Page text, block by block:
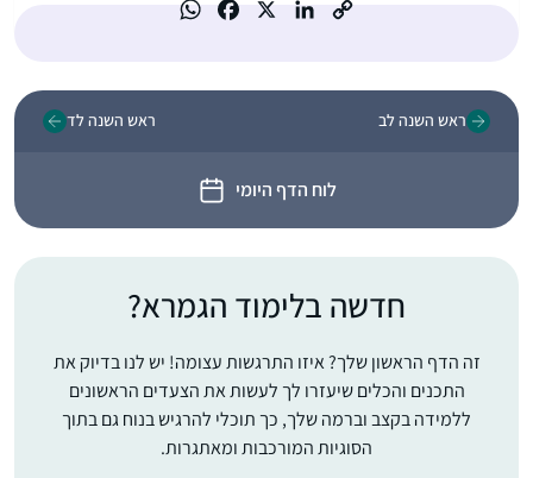
ראש השנה לב
לוח הדף היומי
ראש השנה לד
חדשה בלימוד הגמרא?
זה הדף הראשון שלך? איזו התרגשות עצומה! יש לנו בדיוק את
התכנים והכלים שיעזרו לך לעשות את הצעדים הראשונים
ללמידה בקצב וברמה שלך, כך תוכלי להרגיש בנוח גם בתוך
הסוגיות המורכבות ומאתגרות.